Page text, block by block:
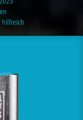
hilfreich